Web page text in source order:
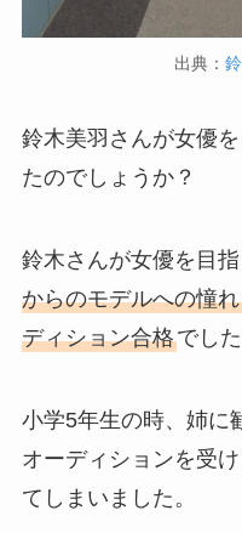
出典：
鈴木美羽さんが女優
たのでしょうか？
鈴木さんが女優を目指
からのモデルへの憧
ディション合格でした
小学5年生の時、姉に
オーディションを受
てしまいました。